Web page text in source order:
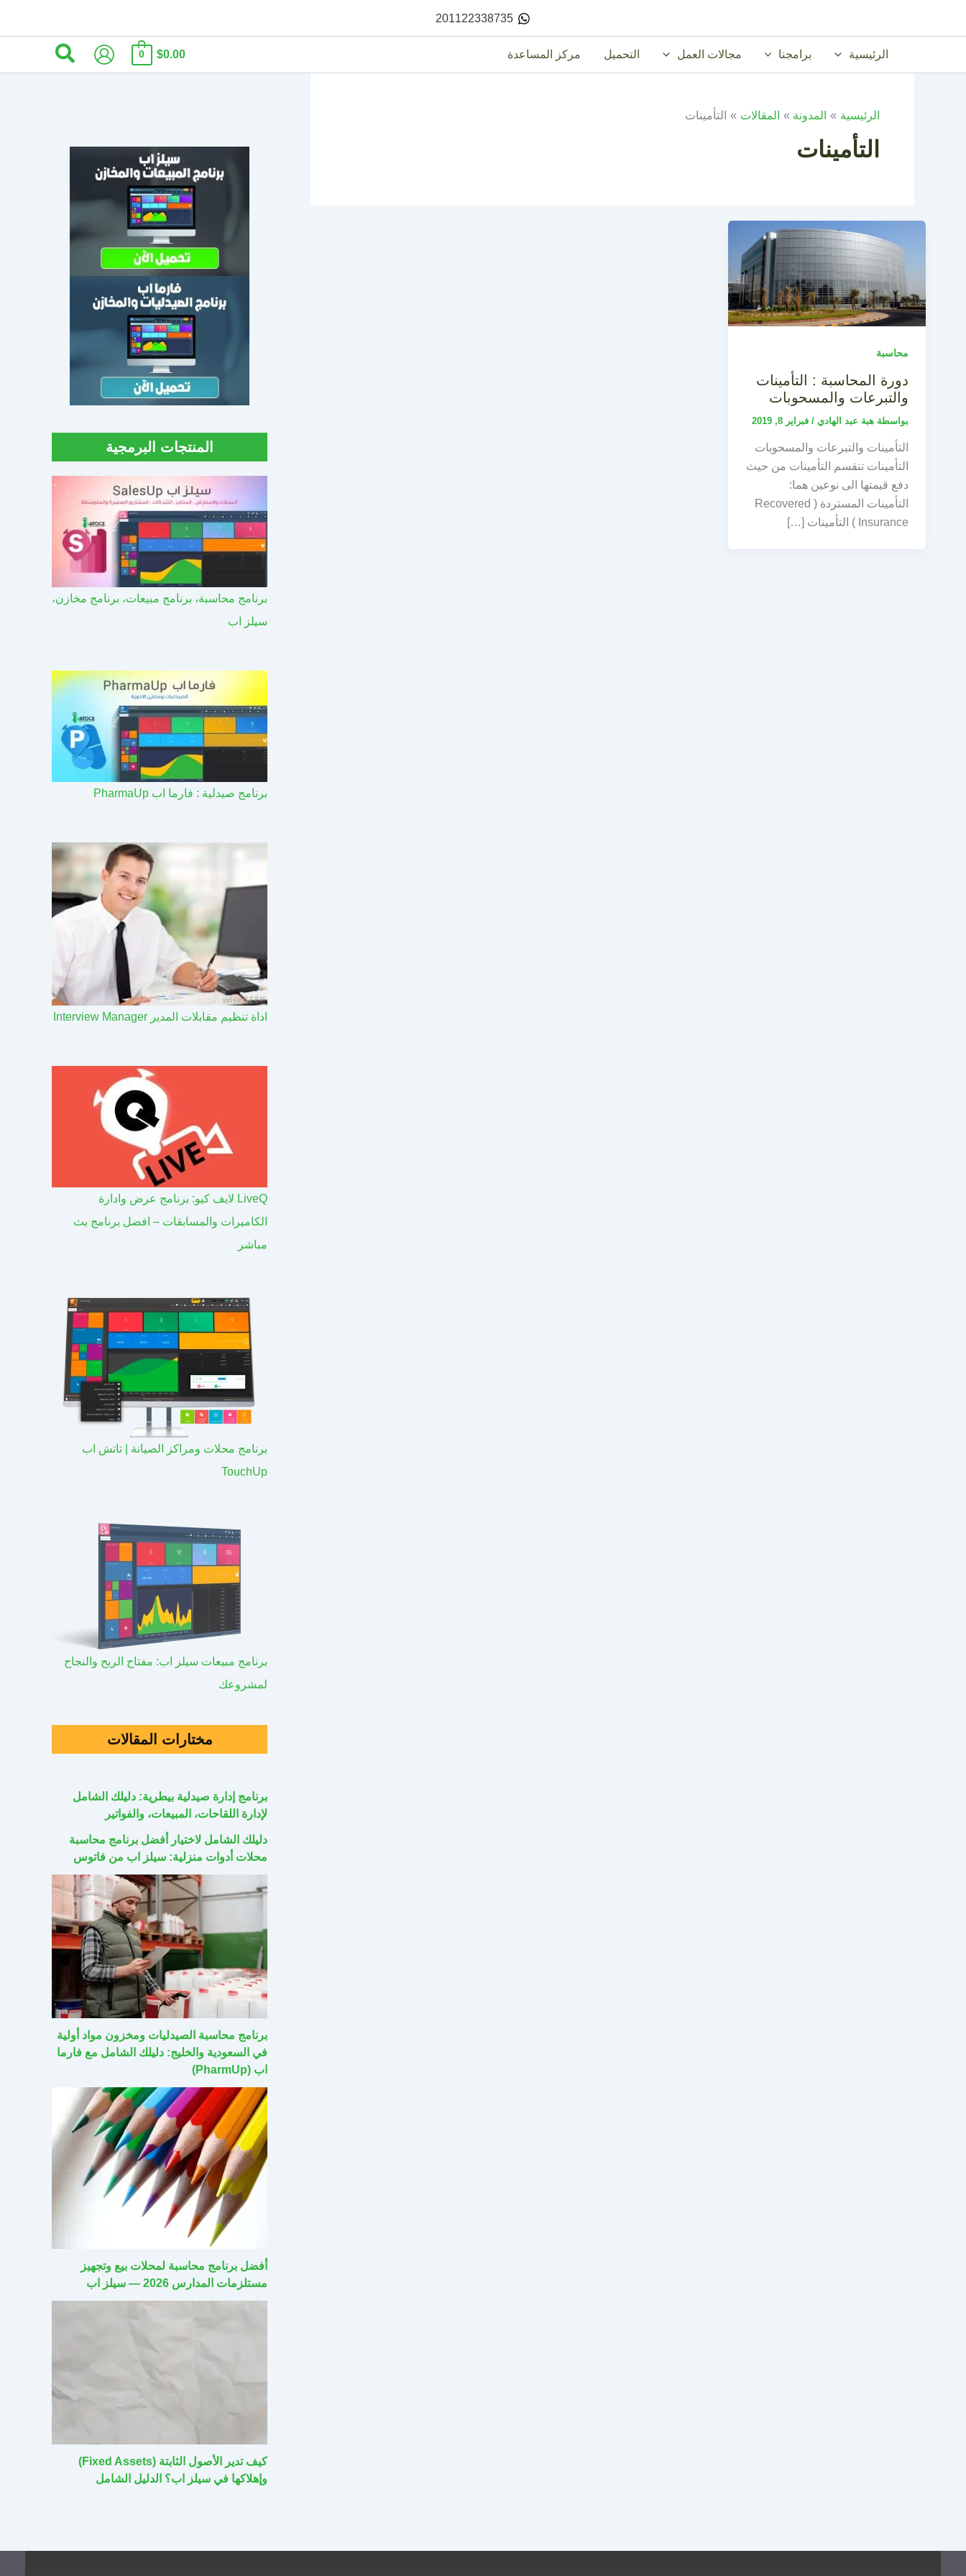
201122338735
الرئيسية برامجنا مجالات العمل التحميل مركز المساعدة $0.00
0 البحث
الرئيسية المدونة المقالات التأمينات
التأمينات
محاسبة
دورة المحاسبة : التأمينات
والتبرعات والمسحوبات
بواسطة هبة عبد الهادي / فبراير 8, 2019
التأمينات والتبرعات والمسحوبات
التأمينات تنقسم التأمينات من حيث
دفع قيمتها الى نوعين هما:
التأمينات المستردة ( Recovered
Insurance ) التأمينات […]
المنتجات البرمجية
برنامج محاسبة، برنامج مبيعات، برنامج مخازن،
سيلز اب
برنامج صيدلية : فارما اب PharmaUp​
اداة تنظيم مقابلات المدير Interview Manager
LiveQ لايف كيو: برنامج عرض وادارة
الكاميرات والمسابقات – افضل برنامج بث
مباشر
برنامج محلات ومراكز الصيانة | تاتش اب
TouchUp
برنامج مبيعات سيلز اب: مفتاح الربح والنجاح
لمشروعك
مختارات المقالات
برنامج إدارة صيدلية بيطرية: دليلك الشامل
لإدارة اللقاحات، المبيعات، والفواتير
دليلك الشامل لاختيار أفضل برنامج محاسبة
محلات أدوات منزلية: سيلز اب من فاتوس
برنامج محاسبة الصيدليات ومخزون مواد أولية
في السعودية والخليج: دليلك الشامل مع فارما
اب (PharmUp)
أفضل برنامج محاسبة لمحلات بيع وتجهيز
مستلزمات المدارس 2026 — سيلز اب
كيف تدير الأصول الثابتة (Fixed Assets)
وإهلاكها في سيلز اب؟ الدليل الشامل